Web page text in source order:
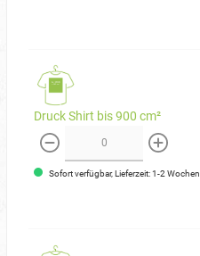
Druck Shirt bis 900 cm²
weniger mehr
Sofort verfügbar, Lieferzeit: 1-2 Wochen